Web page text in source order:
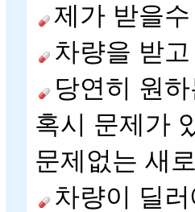
제가 받을수
차량을 받고
당연히
원
혹시
문제가
문제없는 새
차량이
딜